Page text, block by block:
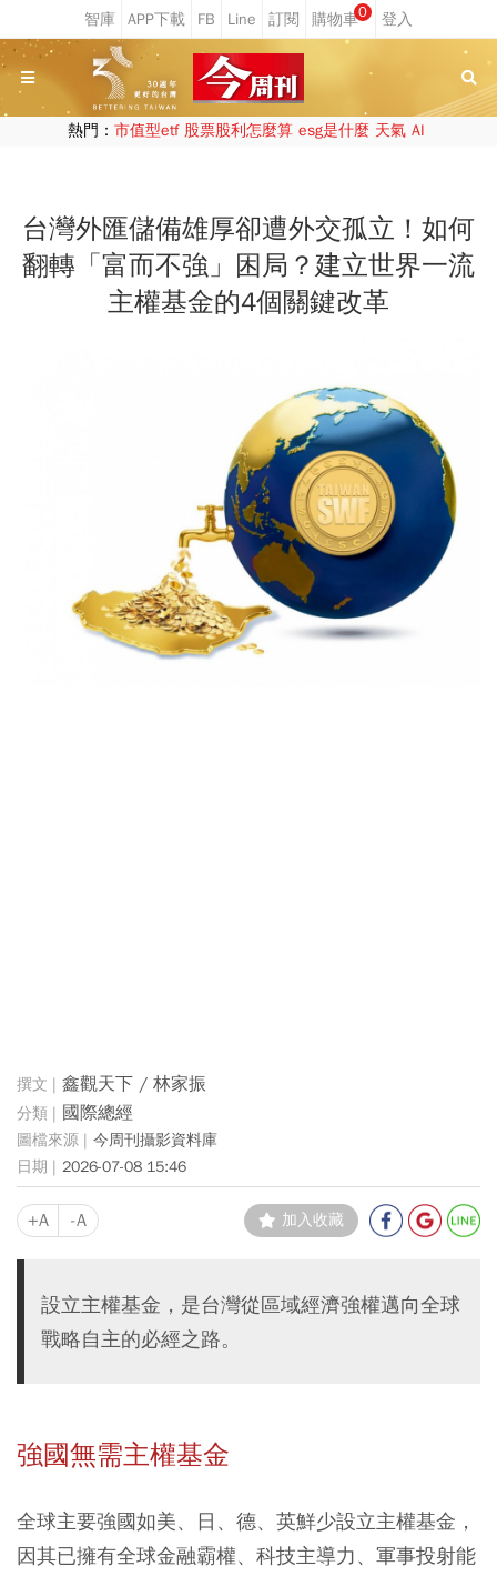
0
熱門： 市值型etf 股票股利怎麼算 esg是什麼 天氣 AI
台灣外匯儲備雄厚卻遭外交孤立！如何
翻轉「富而不強」困局？建立世界一流
主權基金的4個關鍵改革
鑫觀天下 / 林家振
國際總經
今周刊攝影資料庫
2026-07-08 15:46
+A -A 加入收藏
設立主權基金，是台灣從區域經濟強權邁向全球
戰略自主的必經之路。
強國無需主權基金
全球主要強國如美、日、德、英鮮少設立主權基金，
因其已擁有全球金融霸權、科技主導力、軍事投射能